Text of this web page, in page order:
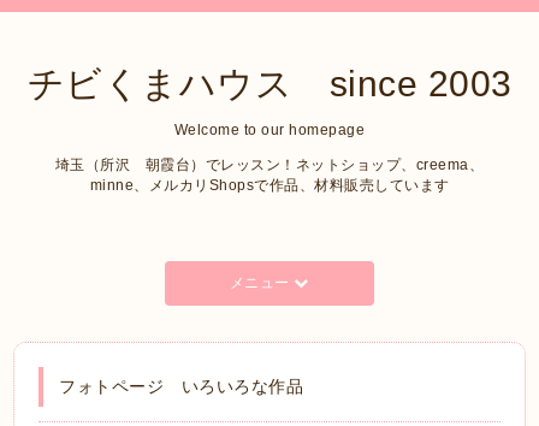
チビくまハウス since 2003
Welcome to our homepage
埼玉（所沢 朝霞台）でレッスン！ネットショップ、creema、
minne、メルカリShopsで作品、材料販売しています
メニュー
フォトページ いろいろな作品